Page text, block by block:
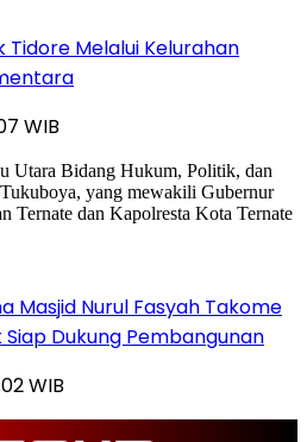
Tidore Melalui Kelurahan
WIB
Masjid Nurul Fasyah Takome
Dukung Pembangunan
WIB